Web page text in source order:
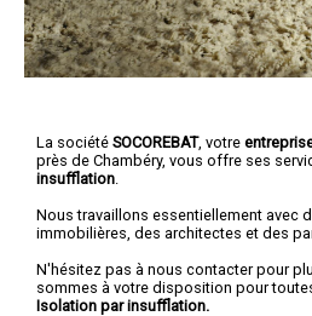
La société SOCOREBAT, votre
près de Chambéry, vous offre ses
insufflation
Nous travaillons essentiellement avec
immobilières, des architectes et des
N'hésitez pas à nous contacter pour
sommes à votre disposition pour
Isolation par insufflation.